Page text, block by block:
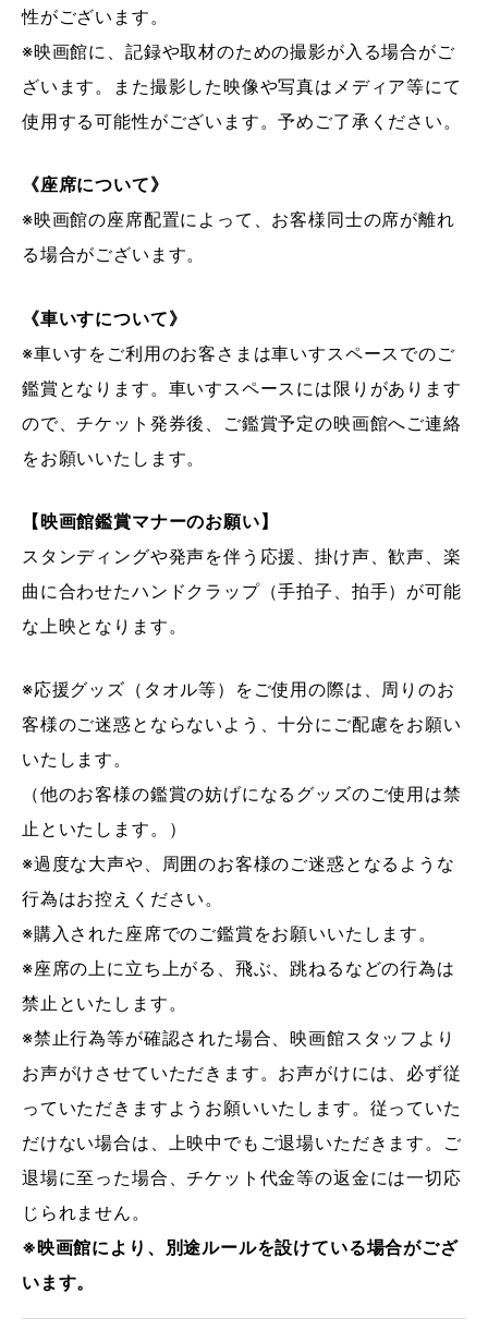
性がございます。
※映画館に、記録や取材のための撮影が入る場合がご
ざいます。また撮影した映像や写真はメディア等にて
使用する可能性がございます。予めご了承ください。
《座席について》
※映画館の座席配置によって、お客様同士の席が離れ
る場合がございます。
《車いすについて》
※車いすをご利用のお客さまは車いすスペースでのご
鑑賞となります。車いすスペースには限りがあります
ので、チケット発券後、ご鑑賞予定の映画館へご連絡
をお願いいたします。
【映画館鑑賞マナーのお願い】
スタンディングや発声を伴う応援、掛け声、歓声、楽
曲に合わせたハンドクラップ（手拍子、拍手）が可能
な上映となります。
※応援グッズ（タオル等）をご使用の際は、周りのお
客様のご迷惑とならないよう、十分にご配慮をお願い
いたします。
（他のお客様の鑑賞の妨げになるグッズのご使用は禁
止といたします。）
※過度な大声や、周囲のお客様のご迷惑となるような
行為はお控えください。
※購入された座席でのご鑑賞をお願いいたします。
※座席の上に立ち上がる、飛ぶ、跳ねるなどの行為は
禁止といたします。
※禁止行為等が確認された場合、映画館スタッフより
お声がけさせていただきます。お声がけには、必ず従
っていただきますようお願いいたします。従っていた
だけない場合は、上映中でもご退場いただきます。ご
退場に至った場合、チケット代金等の返金には一切応
じられません。
※映画館により、別途ルールを設けている場合がござ
います。